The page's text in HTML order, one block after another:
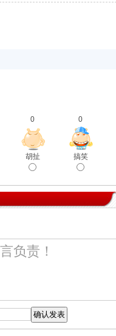
0
胡扯
0
搞笑